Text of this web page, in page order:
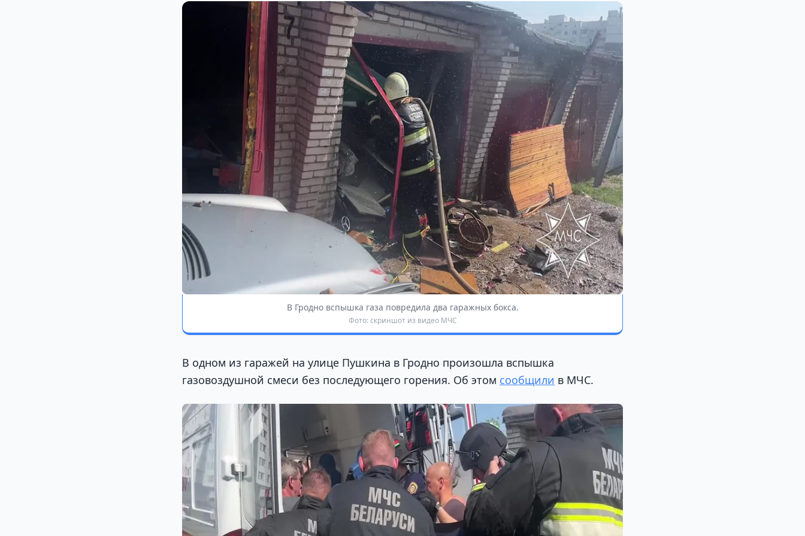
В Гродно вспышка газа повредила два гаражных бокса.
Фото: скриншот из видео МЧС
В одном из гаражей на улице Пушкина в Гродно произошла вспышка
газовоздушной смеси без последующего горения. Об этом сообщили в МЧС.